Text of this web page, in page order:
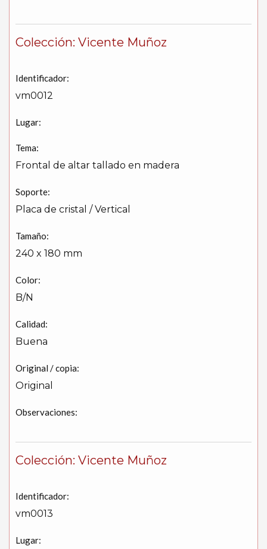
Colección: Vicente Muñoz
Identificador:
vm0012
Lugar:
Tema:
Frontal de altar tallado en madera
Soporte:
Placa de cristal / Vertical
Tamaño:
240 x 180 mm
Color:
B/N
Calidad:
Buena
Original / copia:
Original
Observaciones:
Colección: Vicente Muñoz
Identificador:
vm0013
Lugar: